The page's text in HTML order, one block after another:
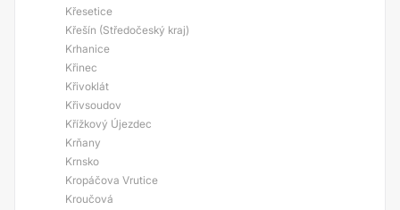
Křesetice
Křešín (Středočeský kraj)
Krhanice
Křinec
Křivoklát
Křivsoudov
Křížkový Újezdec
Krňany
Krnsko
Kropáčova Vrutice
Kroučová